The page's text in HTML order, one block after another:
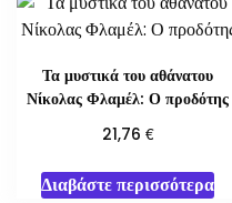
Τα μυστικά του αθάνατου
Νίκολας Φλαμέλ: Ο προδότης
21,76 €
Διαβάστε περισσότερα